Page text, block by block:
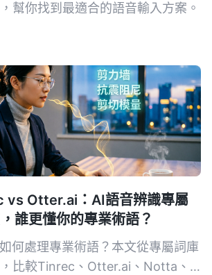
幫你找到最適合的語音輸入方案。
vs Otter.ai：AI語音辨識專屬
誰更懂你的專業術語？
何處理專業術語？本文從專屬詞庫
比較Tinrec、Otter.ai、Notta、